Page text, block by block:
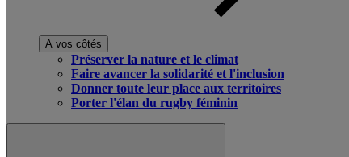
A vos côtés
Préserver la nature et le climat
Faire avancer la solidarité et l'inclusion
Donner toute leur place aux territoires
Porter l'élan du rugby féminin